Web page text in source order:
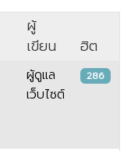
ผู้
เขียน
ฮิต
ผู้ดูแล
เว็บไซต์
286